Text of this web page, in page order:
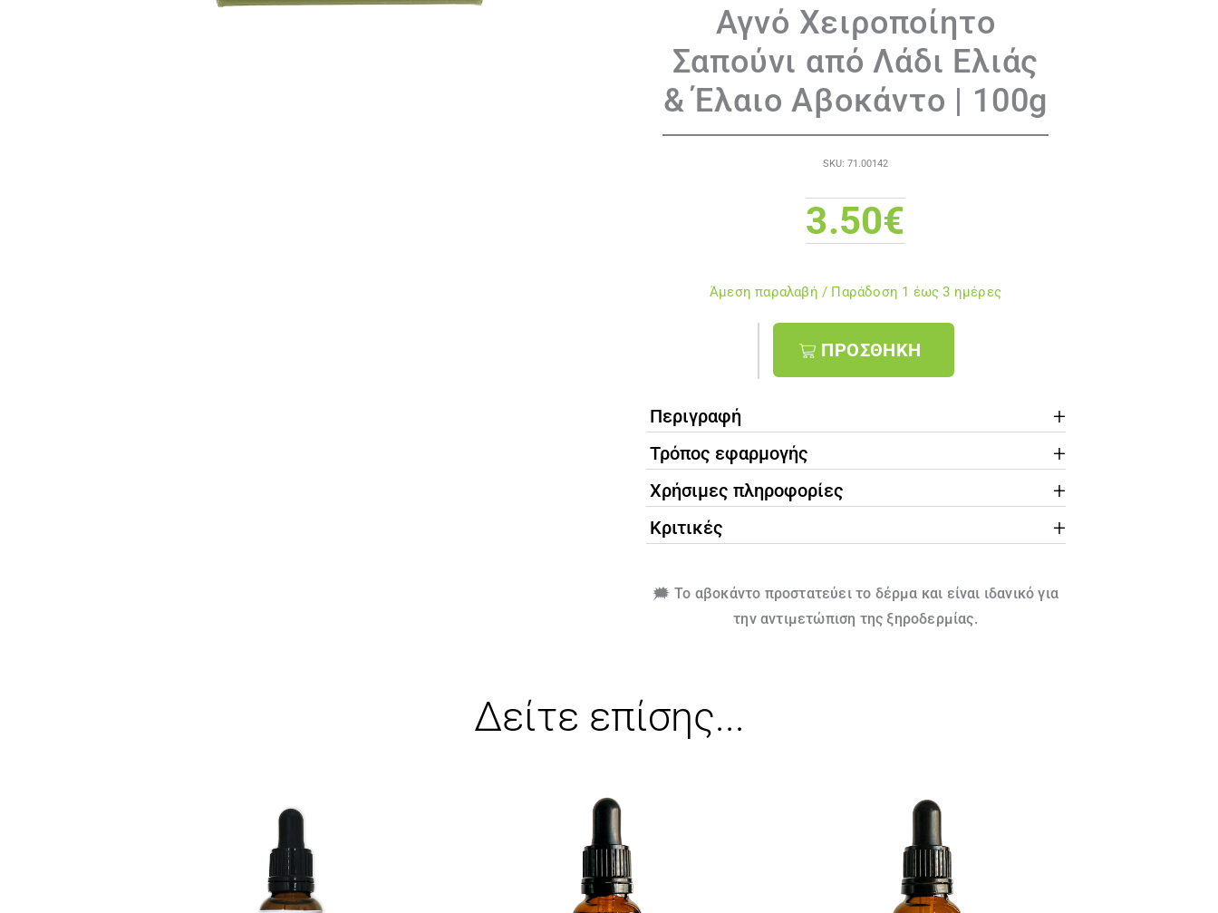
Αγνό Χειροποίητο
Σαπούνι από Λάδι Ελιάς
& Έλαιο Αβοκάντο | 100g
SKU: 71.00142
3.50€
Άμεση παραλαβή / Παράδoση 1 έως 3 ημέρες
ΠΡΟΣΘΉΚΗ
Περιγραφή
Τρόπος εφαρμογής
Χρήσιμες πληροφορίες
Κριτικές
🗯️ Το αβοκάντο προστατεύει το δέρμα και είναι ιδανικό για
την αντιμετώπιση της ξηροδερμίας.
Δείτε επίσης...